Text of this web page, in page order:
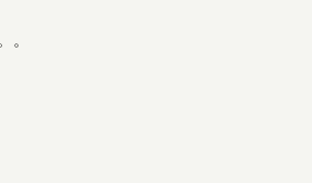
。